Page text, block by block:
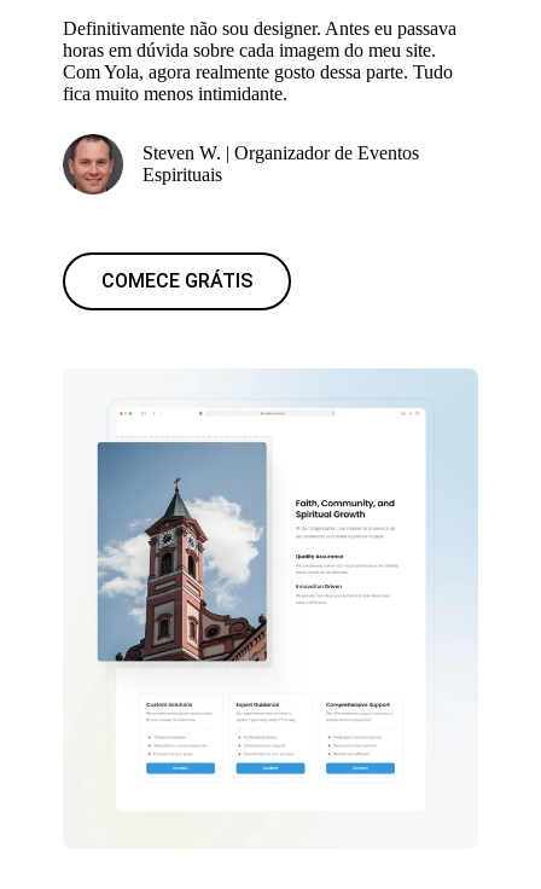
Definitivamente não sou designer. Antes eu passava
horas em dúvida sobre cada imagem do meu site.
Com Yola, agora realmente gosto dessa parte. Tudo
fica muito menos intimidante.
Steven W. | Organizador de Eventos
Espirituais
COMECE GRÁTIS